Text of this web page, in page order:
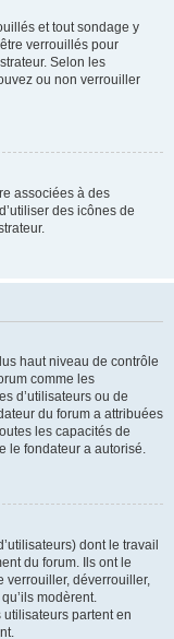
et tout sondage y
verrouillés pour
Selon les
ou non verrouiller
associées à des
des icônes de
haut niveau de contrôle
comme les
d’utilisateurs ou de
du forum a attribuées
les capacités de
le fondateur a autorisé.
dont le travail
du forum. Ils ont le
verrouiller, déverrouiller,
modèrent.
partent en